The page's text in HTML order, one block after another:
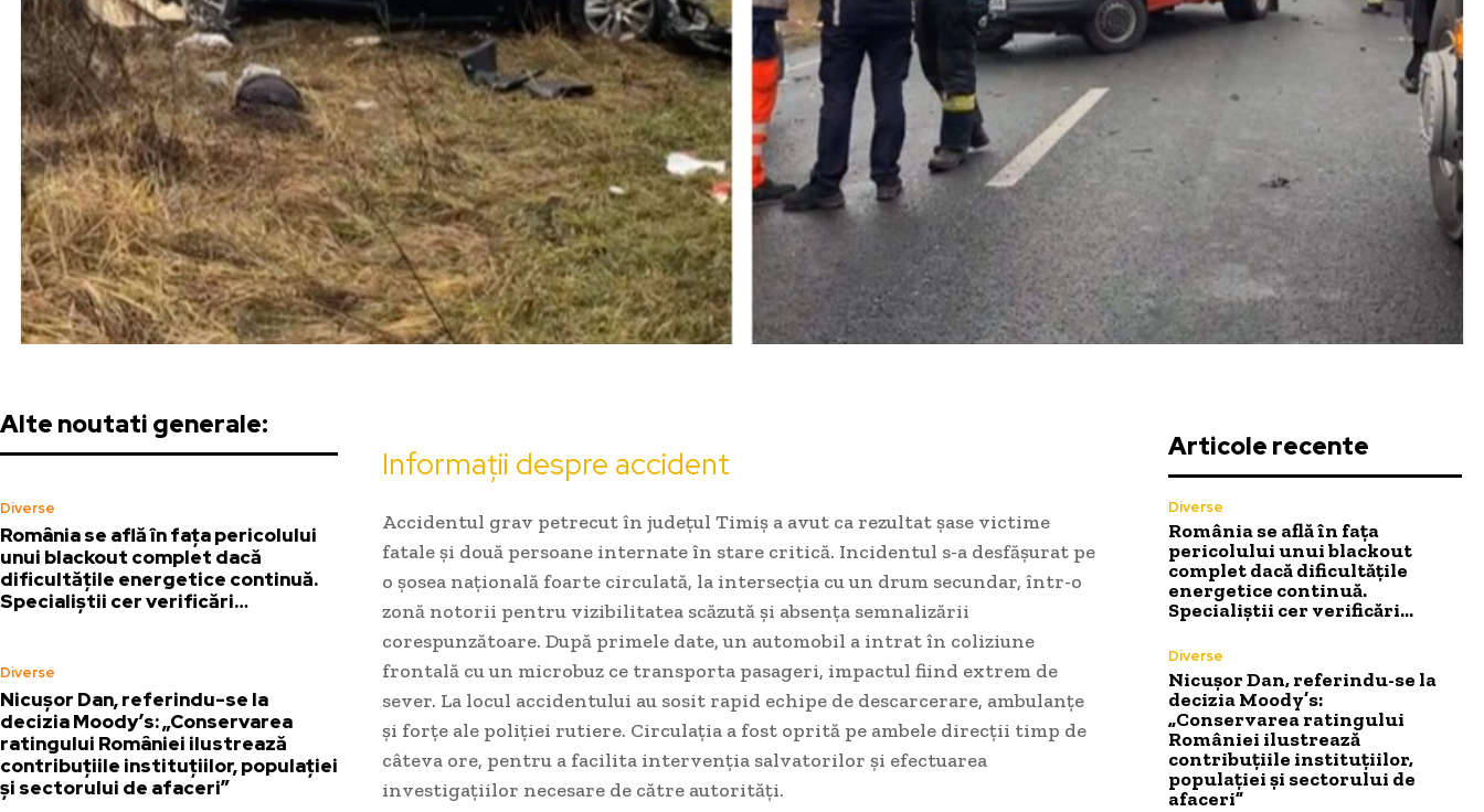
Alte noutati generale:
Diverse
România se află în fața pericolului
unui blackout complet dacă
dificultățile energetice continuă.
Specialiștii cer verificări…
Diverse
Nicușor Dan, referindu-se la
decizia Moody’s: „Conservarea
ratingului României ilustrează
contribuțiile instituțiilor, populației
și sectorului de afaceri”
Informații despre accident
Accidentul grav petrecut în județul Timiș a avut ca rezultat șase victime
fatale și două persoane internate în stare critică. Incidentul s-a desfășurat pe
o șosea națională foarte circulată, la intersecția cu un drum secundar, într-o
zonă notorii pentru vizibilitatea scăzută și absența semnalizării
corespunzătoare. După primele date, un automobil a intrat în coliziune
frontală cu un microbuz ce transporta pasageri, impactul fiind extrem de
sever. La locul accidentului au sosit rapid echipe de descarcerare, ambulanțe
și forțe ale poliției rutiere. Circulația a fost oprită pe ambele direcții timp de
câteva ore, pentru a facilita intervenția salvatorilor și efectuarea
investigațiilor necesare de către autorități.
Articole recente
Diverse
România se află în fața
pericolului unui blackout
complet dacă dificultățile
energetice continuă.
Specialiștii cer verificări…
Diverse
Nicușor Dan, referindu-se la
decizia Moody’s:
„Conservarea ratingului
României ilustrează
contribuțiile instituțiilor,
populației și sectorului de
afaceri”